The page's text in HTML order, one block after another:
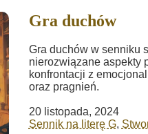
Gra duchów
Gra duchów w senniku
nierozwiązane aspekty
konfrontacji z
oraz pragnień.
20 listopada, 2024
Sennik na literę G,